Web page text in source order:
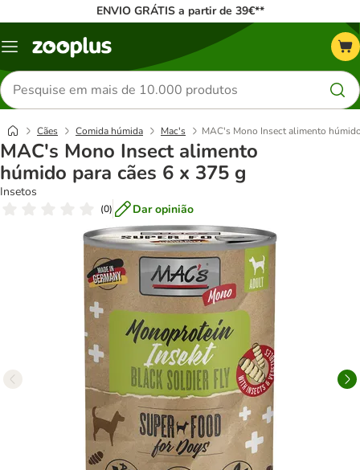
ENVIO GRÁTIS a partir de 39€**
Menu
Pesquisar
produtos
Cães Comida húmida Mac's MAC's Mono Insect alimento
MAC's Mono Insect alimento
húmido para cães 6 x 375 g
Insetos
(0) Dar opinião